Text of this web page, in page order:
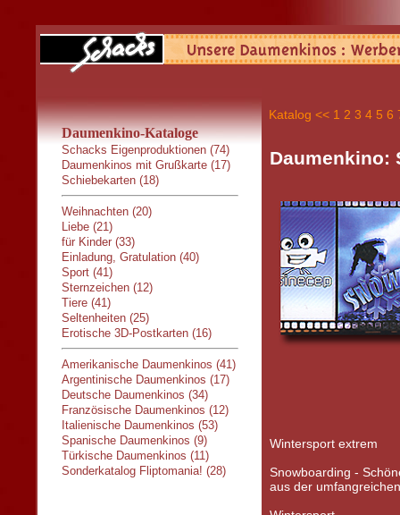
Daumenkino-Kataloge
Schacks Eigenproduktionen (74)
Daumenkinos mit Grußkarte (17)
Schiebekarten (18)
Weihnachten (20)
Liebe (21)
für Kinder (33)
Einladung, Gratulation (40)
Sport (41)
Sternzeichen (12)
Tiere (41)
Seltenheiten (25)
Erotische 3D-Postkarten (16)
Amerikanische Daumenkinos (41)
Argentinische Daumenkinos (17)
Deutsche Daumenkinos (34)
Französische Daumenkinos (12)
Italienische Daumenkinos (53)
Spanische Daumenkinos (9)
Türkische Daumenkinos (11)
Sonderkatalog Fliptomania! (28)
Katalog << 1 2 3 4 5 6
Daumenkino:
Wintersport extrem
Snowboarding -
aus der